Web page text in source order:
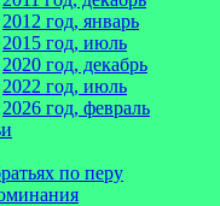
2012 год, январь
2015 год, июль
2020 год, декабрь
2022 год, июль
2026 год, февраль
по перу